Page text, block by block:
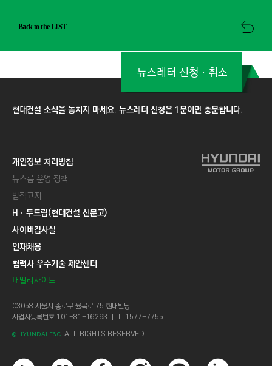
Back to the LIST
현대건설 소식을 놓치지 마세요. 뉴스레터 신청은 1분이면 충분합니다.
뉴스레터 신청ㆍ취소
개인정보 처리방침
뉴스룸 운영 정책
법적고지
Hㆍ두드림(현대건설 신문고)
사이버감사실
인재채용
협력사 우수기술 제안센터
패밀리사이트
03058 서울시 종로구 율곡로 75 현대빌딩 ㅣ
사업자등록번호 101-81-16293 ㅣ T. 1577-7755
© HYUNDAI E&C. ALL RIGHTS RESERVED.